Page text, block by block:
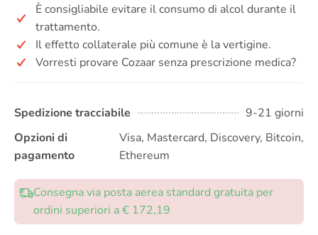
È consigliabile evitare il consumo di alcol durante il
trattamento.
Il effetto collaterale più comune è la vertigine.
Vorresti provare Cozaar senza prescrizione medica?
Spedizione tracciabile
9-21 giorni
Opzioni di
pagamento
Visa, Mastercard, Discovery, Bitcoin,
Ethereum
Consegna via posta aerea standard gratuita per
ordini superiori a € 172,19